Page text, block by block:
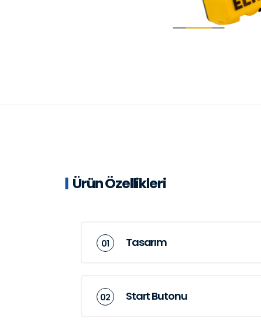
Ürün Özellikleri
Tasarım
Start Butonu